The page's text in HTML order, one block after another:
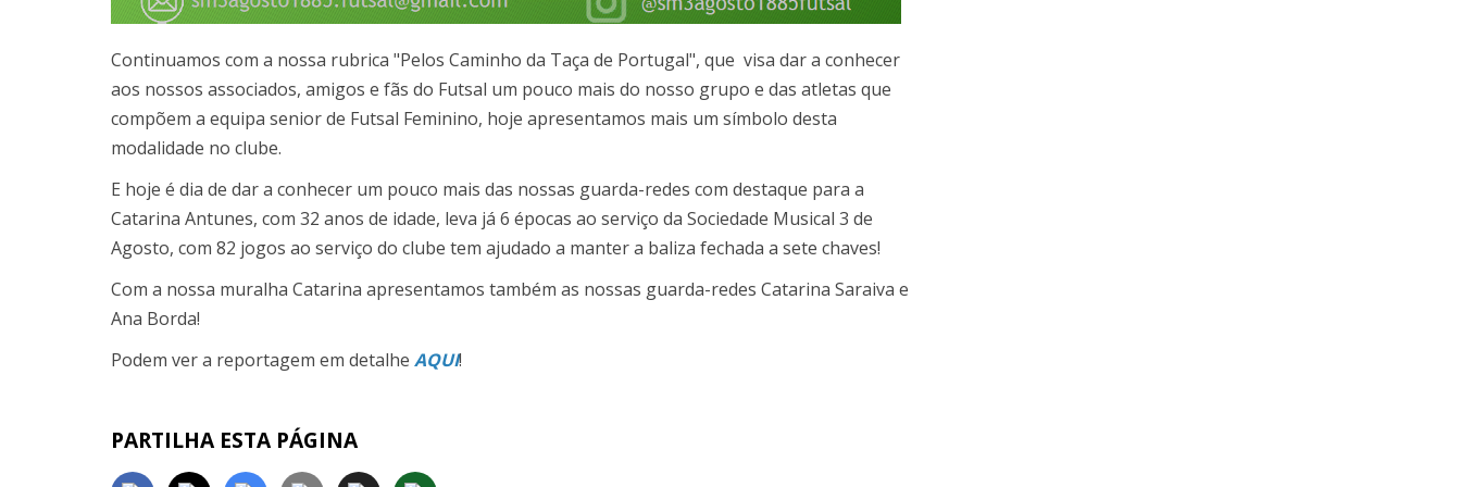
Continuamos com a nossa rubrica "Pelos Caminho da Taça de Portugal", que visa dar a conhecer
aos nossos associados, amigos e fãs do Futsal um pouco mais do nosso grupo e das atletas que
compõem a equipa senior de Futsal Feminino, hoje apresentamos mais um símbolo desta
modalidade no clube.
E hoje é dia de dar a conhecer um pouco mais das nossas guarda-redes com destaque para a
Catarina Antunes, com 32 anos de idade, leva já 6 épocas ao serviço da Sociedade Musical 3 de
Agosto, com 82 jogos ao serviço do clube tem ajudado a manter a baliza fechada a sete chaves!
Com a nossa muralha Catarina apresentamos também as nossas guarda-redes Catarina Saraiva e
Ana Borda!
Podem ver a reportagem em detalhe AQUI!
PARTILHA ESTA PÁGINA